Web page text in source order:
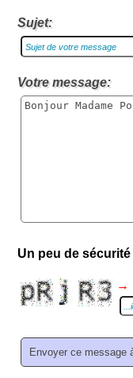
Sujet:
Votre message:
Un peu de sécurité
→